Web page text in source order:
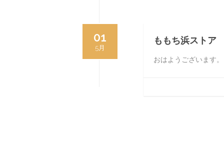
01
5月
ももち浜ストア
おはようございます